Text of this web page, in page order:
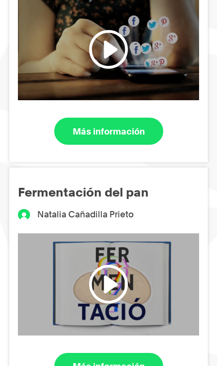
Más información
Fermentación del pan
Natalia Cañadilla Prieto